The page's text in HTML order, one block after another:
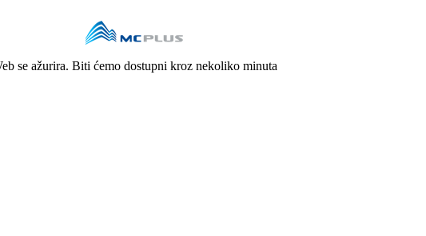
se ažurira. Biti ćemo dostupni kroz nekoliko minuta